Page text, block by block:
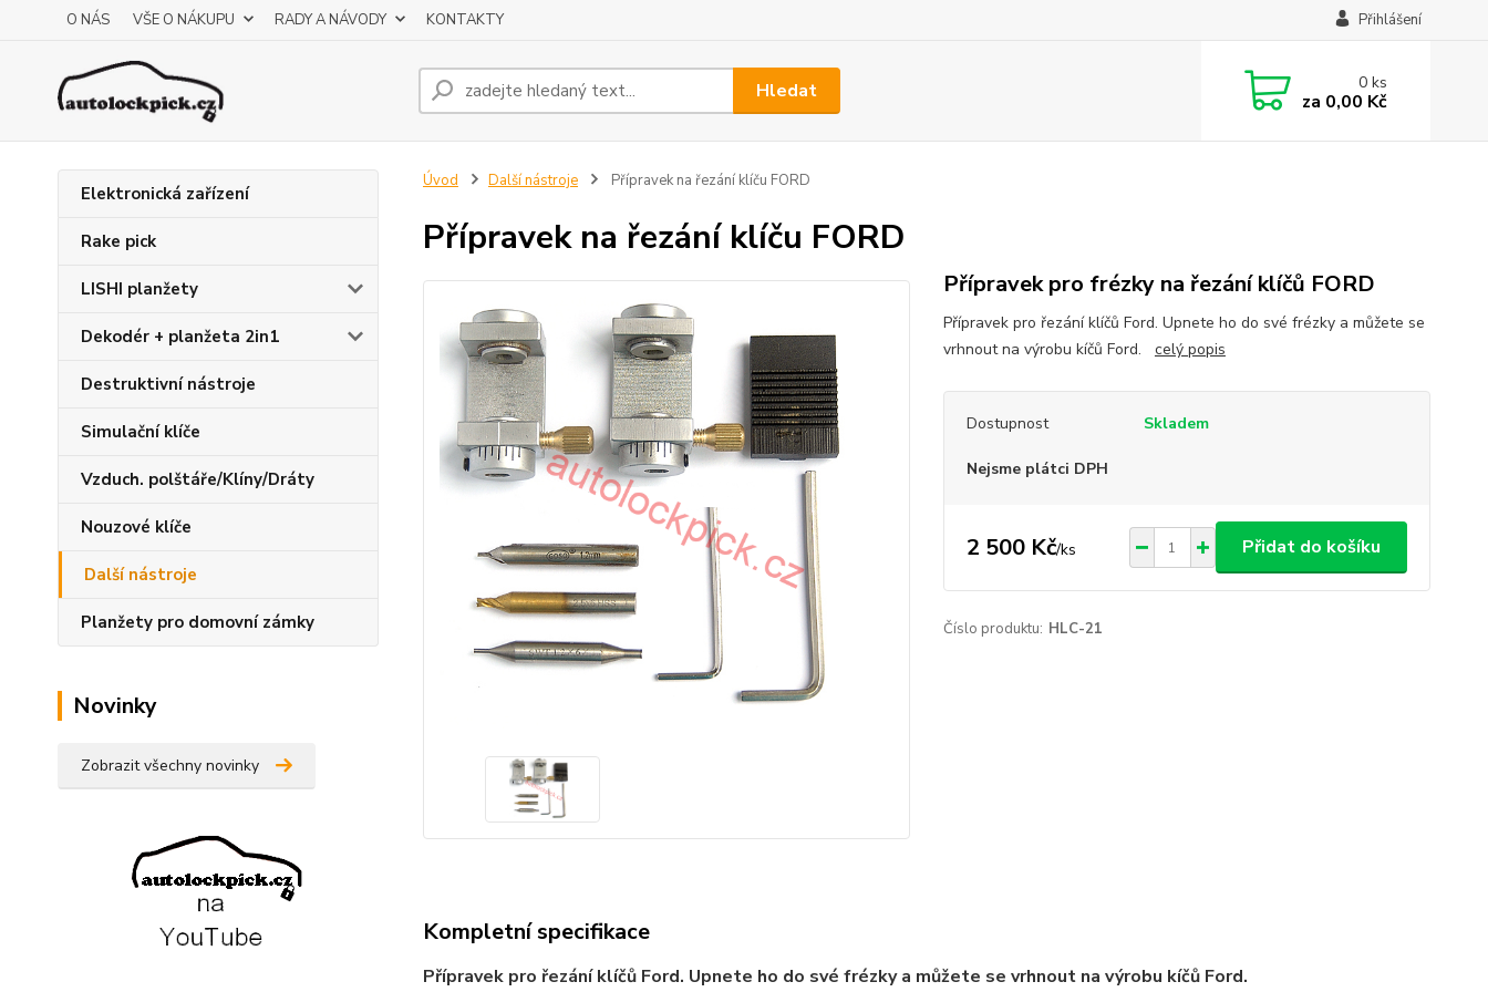
O NÁS VŠE O NÁKUPU RADY A NÁVODY KONTAKTY Přihlášení
Hledat 0ks
za 0,00 Kč
Elektronická zařízení
Rake pick
LISHI planžety
Dekodér + planžeta 2in1
Destruktivní nástroje
Simulační klíče
Vzduch. polštáře/Klíny/Dráty
Nouzové klíče
Další nástroje
Planžety pro domovní zámky
Novinky
Zobrazit všechny novinky
Úvod Další nástroje Přípravek na řezání klíču FORD
Přípravek na řezání klíču FORD
Přípravek pro frézky na řezání klíčů FORD
Přípravek pro řezání klíčů Ford. Upnete ho do své frézky a můžete se
vrhnout na výrobu kíčů Ford. celý popis
Dostupnost Skladem
Nejsme plátci DPH
2 500 Kč/ks Přidat do košíku
Číslo produktu: HLC-21
Kompletní specifikace
Přípravek pro řezání klíčů Ford. Upnete ho do své frézky a můžete se vrhnout na výrobu kíčů Ford.